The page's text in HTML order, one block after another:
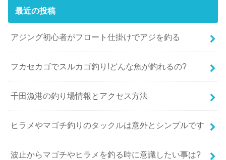
最近の投稿
アジング初心者がフロート仕掛けでアジを釣る
フカセカゴでスルカゴ釣り!どんな魚が釣れるの?
千田漁港の釣り場情報とアクセス方法
ヒラメやマゴチ釣りのタックルは意外とシンプルです
波止からマゴチやヒラメを釣る時に意識したい事は?